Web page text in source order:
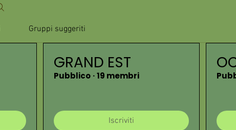
Gruppi suggeriti
GRAND EST
Pubblico · 19 membri
Iscriviti